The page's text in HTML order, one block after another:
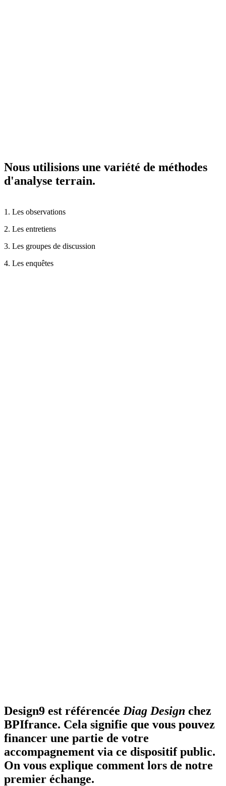
Nous utilisions une variété de méthodes
d'analyse terrain.
1. Les observations
2. Les entretiens
3. Les groupes de discussion
4. Les enquêtes
Design9 est référencée Diag Design chez
BPIfrance. Cela signifie que vous pouvez
financer une partie de votre
accompagnement via ce dispositif public.
On vous explique comment lors de notre
premier échange.